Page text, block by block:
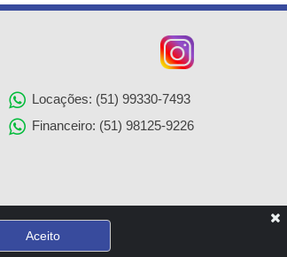
Locações: (51) 99330-7493
Financeiro: (51) 98125-9226
Aceito